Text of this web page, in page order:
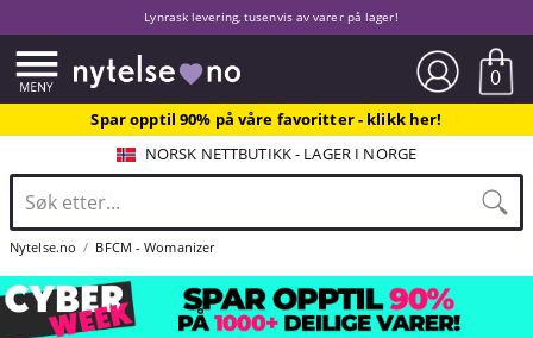
Lynrask levering, tusenvis av varer på lager!
0
Spar opptil 90% på våre favoritter - klikk her!
NORSK NETTBUTIKK - LAGER I NORGE
Nytelse.no BFCM - Womanizer